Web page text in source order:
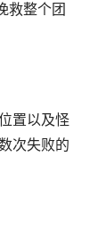
救整个团
置以及怪
次失败的